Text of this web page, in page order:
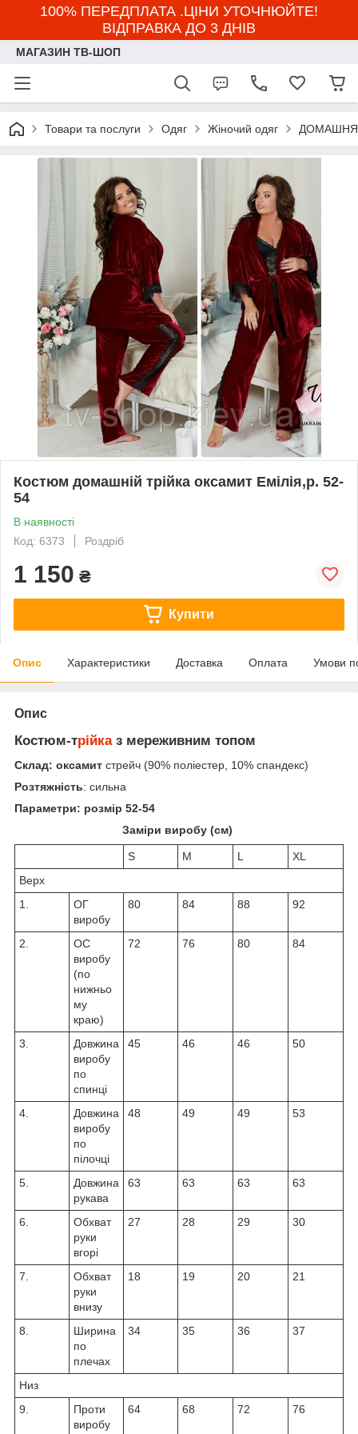
100% ПЕРЕДПЛАТА .ЦІНИ УТОЧНЮЙТЕ!
ВІДПРАВКА ДО 3 ДНІВ
МАГАЗИН ТВ-ШОП
Товари та послуги Одяг Жіночий одяг
Костюм домашній трійка оксамит Емілія,р. 52-
54
В наявності
Код: 6373
Роздріб
1 150 ₴
Купити
Опис Характеристики Доставка Оплата Умови
Опис
Костюм-трійка з мереживним топом
Склад: оксамит стрейч (90% поліестер, 10% спандекс)
Розтяжність: сильна
Параметри: розмір 52-54
Заміри виробу (см)
S M L
XL
Верх
1.
ОГ
виробу
80 84 88 92
2.
ОС
виробу
(по
нижньо
му
краю)
72 76 80 84
3.
Довжина
виробу
по
спинці
45 46 46 50
4.
Довжина
виробу
по
пілочці
48 49 49 53
5.
Довжина
рукава
63 63 63 63
6.
Обхват
руки
вгорі
27 28 29 30
7.
Обхват
руки
внизу
18 19 20 21
8.
Ширина
по
плечах
34 35 36 37
Низ
9.
Проти
виробу
64 68 72 76